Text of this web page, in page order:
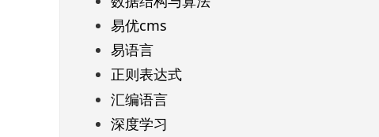
易优cms
易语言
正则表达式
汇编语言
深度学习